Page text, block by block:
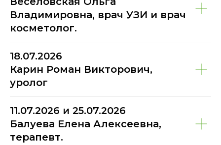
Владимировна, врач УЗИ и врач
косметолог.
18.07.2026
Карин Роман Викторович,
уролог
11.07.2026 и 25.07.2026
Балуева Елена Алексеевна,
терапевт.